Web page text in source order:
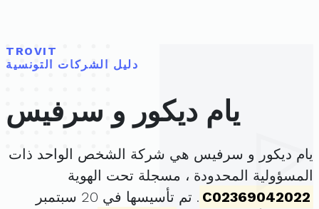
TROVIT
دليل الشركات التونسية
يام ديكور و سرفيس
يام ديكور و سرفيس هي شركة الشخص الواحد ذات
المسؤولية المحدودة ، مسجلة تحت الهوية
C02369042022
. تم تأسيسها في 20 سبتمبر